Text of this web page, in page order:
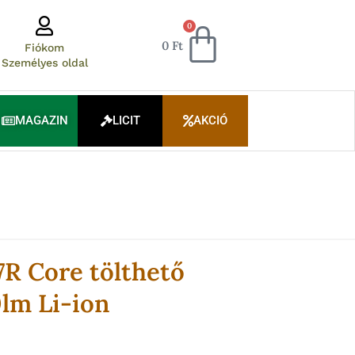
Fiókom
Személyes oldal
0 Ft
0
Kosár
MAGAZIN LICIT AKCIÓ
Core tölthető
Li-ion